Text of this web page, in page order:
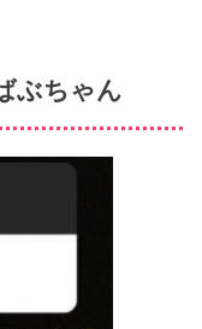
ぶちゃん